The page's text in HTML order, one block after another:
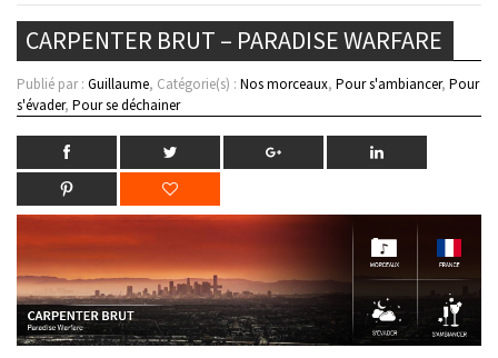
CARPENTER BRUT – PARADISE WARFARE
Publié par : Guillaume, Catégorie(s) : Nos morceaux, Pour s'ambiancer, Pour
s'évader, Pour se déchainer